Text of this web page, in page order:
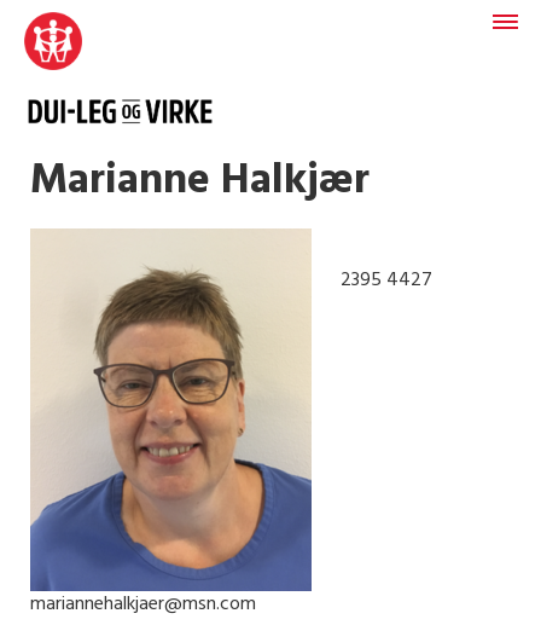
Marianne Halkjær
2395 4427
mariannehalkjaer@msn.com